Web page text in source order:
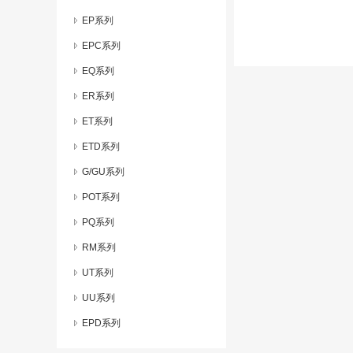
EP系列
EPC系列
EQ系列
ER系列
ET系列
ETD系列
G/GU系列
POT系列
PQ系列
RM系列
UT系列
UU系列
EPD系列